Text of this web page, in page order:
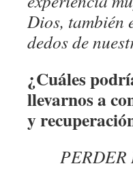
Dios, también
dedos de
¿Cuáles
llevarnos a
y